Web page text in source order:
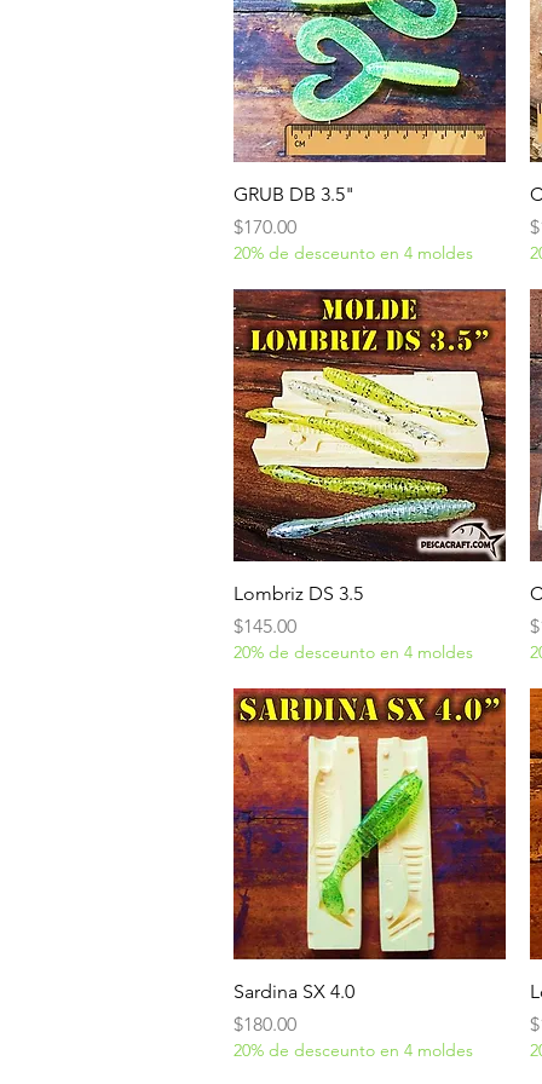
Vista rápida
GRUB DB 3.5"
Precio
$170.00
20% de desceunto en 4 moldes
Vista rápida
Lombriz DS 3.5
Precio
$145.00
20% de desceunto en 4 moldes
Vista rápida
Sardina SX 4.0
Precio
$180.00
20% de desceunto en 4 moldes